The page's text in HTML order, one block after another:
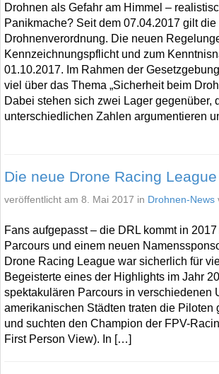
Drohnen als Gefahr am Himmel –
Panikmache? Seit dem 07.04.2017 gilt die
Drohnenverordnung. Die neuen
Kennzeichnungspflicht und zum
01.10.2017. Im Rahmen der
viel über das Thema „Sicherheit beim
Dabei stehen sich zwei Lager gegenüber,
unterschiedlichen Zahlen argumentieren
Die neue Drone Racing
veröffentlicht am 8. Mai 2017 in Drohnen-News
Fans aufgepasst – die DRL kommt in
Parcours und einem neuen
Drone Racing League war sicherlich für
Begeisterte eines der Highlights im Jahr
spektakulären Parcours in verschiedenen
amerikanischen Städten traten die Piloten
und suchten den Champion der FPV-
First Person View). In […]